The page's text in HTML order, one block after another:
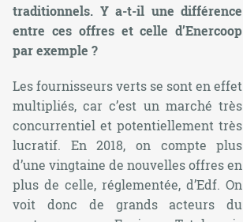
traditionnels. Y a-t-il une différence
entre ces offres et celle d’Enercoop
par exemple ?
Les fournisseurs verts se sont en effet
multipliés, car c’est un marché très
concurrentiel et potentiellement très
lucratif. En 2018, on compte plus
d’une vingtaine de nouvelles offres en
plus de celle, réglementée, d’Edf. On
voit donc de grands acteurs du